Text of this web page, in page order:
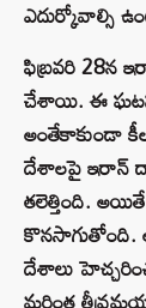
ఎదుర్కోవాల్సి
ఫిబ్రవరి 28న
చేశాయి. ఈ
అంతేకాకుండా
దేశాలపై ఇరాన్
తలెత్తింది.
కొనసాగుతోంది.
దేశాలు